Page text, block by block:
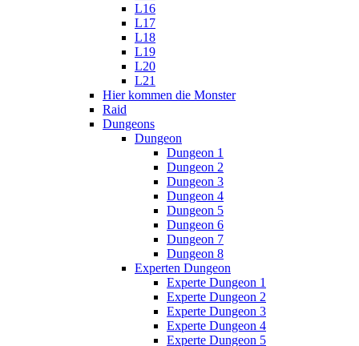
L16
L17
L18
L19
L20
L21
Hier kommen die Monster
Raid
Dungeons
Dungeon
Dungeon 1
Dungeon 2
Dungeon 3
Dungeon 4
Dungeon 5
Dungeon 6
Dungeon 7
Dungeon 8
Experten Dungeon
Experte Dungeon 1
Experte Dungeon 2
Experte Dungeon 3
Experte Dungeon 4
Experte Dungeon 5